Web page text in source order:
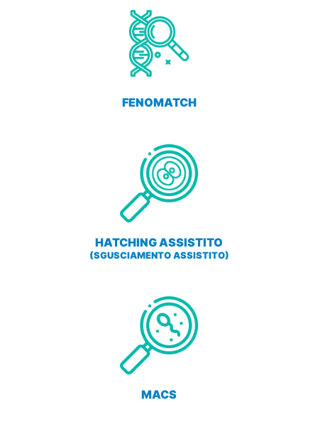
FENOMATCH
HATCHING ASSISTITO
(SGUSCIAMENTO ASSISTITO)
MACS